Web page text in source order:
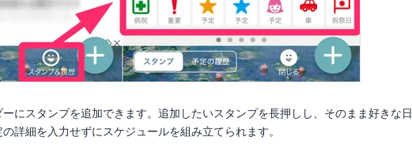
ーにスタンプを追加できます。追加したいスタンプを長押しし、そのまま好きな日
詳細を入力せずにスケジュールを組み立てられます。